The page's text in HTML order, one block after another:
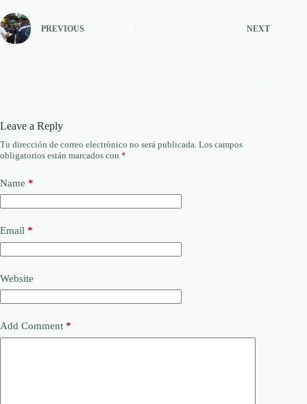
PREVIOUS NEXT
Leave a Reply
Tu dirección de correo electrónico no será publicada. Los campos
obligatorios están marcados con *
Name *
Email *
Website
Add Comment *